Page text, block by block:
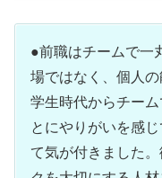
●前職はチームで一
場ではなく、個人
学生時代からチー
とにやりがいを感
て気が付きました